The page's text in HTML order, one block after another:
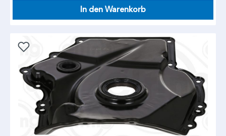
In den Warenkorb